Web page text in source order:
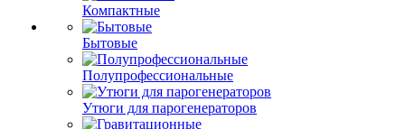
Компактные
Бытовые
Полупрофессиональные
Утюги для парогенераторов